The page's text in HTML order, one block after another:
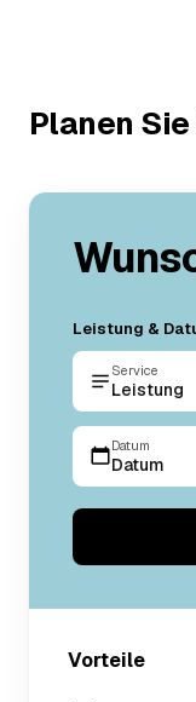
Planen
Leistung &
Service
Leistung
Datum
Datum
Vorteile